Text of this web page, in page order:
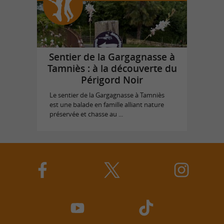
Sentier de la Gargagnasse à
Tamniès : à la découverte du
Périgord Noir
Le sentier de la Gargagnasse à Tamniès
est une balade en famille alliant nature
préservée et chasse au ...